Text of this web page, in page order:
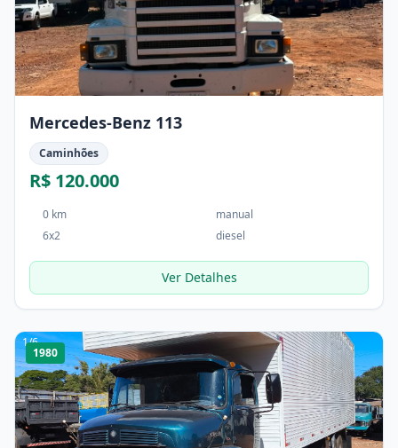
Mercedes-Benz 113
Caminhões
R$ 120.000
0 km
manual
6x2
diesel
Ver Detalhes
1/6
1980